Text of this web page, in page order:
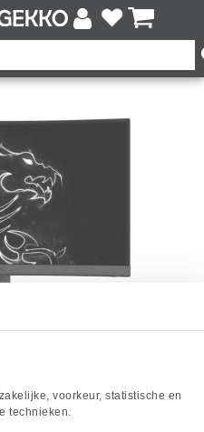
voorkeur, statistische en
technieken.
WQHD CURVED
niet meer beschikbaar.